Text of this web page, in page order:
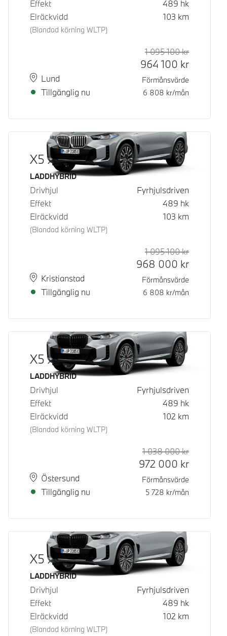
Effekt
489 hk
Elräckvidd
(Blandad körning WLTP)
103 km
PlatsLund
Leveranstid
Tillgänglig nu
Rek. ord
1 095 100kr
964 100 kr
Förmånsvärde
6 808 kr/mån
X5 xDrive50e
Bränsle
LADDHYBRID
Drivhjul
Fyrhjulsdriven
Effekt
489 hk
Elräckvidd
(Blandad körning WLTP)
103 km
PlatsKristianstad
Leveranstid
Tillgänglig nu
Rek. ord
1 095 100kr
968 000 kr
Förmånsvärde
6 808 kr/mån
X5 xDrive50e
Bränsle
LADDHYBRID
Drivhjul
Fyrhjulsdriven
Effekt
489 hk
Elräckvidd
(Blandad körning WLTP)
102 km
PlatsÖstersund
Leveranstid
Tillgänglig nu
Rek. ord
1 038 000kr
972 000 kr
Förmånsvärde
5 728 kr/mån
X5 xDrive50e
Bränsle
LADDHYBRID
Drivhjul
Fyrhjulsdriven
Effekt
489 hk
Elräckvidd
(Blandad körning WLTP)
102 km